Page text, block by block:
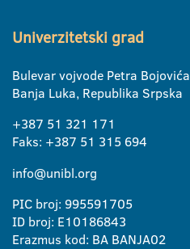
Univerzitetski grad
Bulevar vojvode Petra Bojovića
Banja Luka, Republika Srpska
+387 51 321 171
Faks: +387 51 315 694
info@unibl.org
PIC broj: 995591705
ID broj: E10186843
Erazmus kod: BA BANJA02